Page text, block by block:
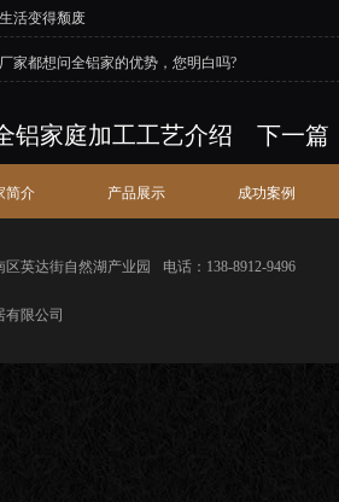
活变得颓废
家都想问全铝家的优势，您明白吗?
铝家庭加工工艺介绍 下一篇
简介 产品展示 成功案例
英达街自然湖产业园 电话：138-8912-9496
有限公司